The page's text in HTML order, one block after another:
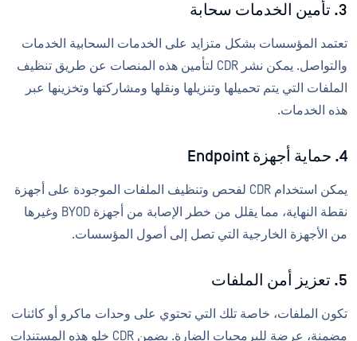
3. تأمين الخدمات سحابة
تعتمد المؤسسات بشكل متزايد على الخدمات السحابية الخدمات
والتواصل. يمكن نشر CDR لتأمين هذه المنصات عن طريق تنظيف
الملفات التي يتم تحميلها وتنزيلها ونقلها ومشاركتها وتخزينها عبر
هذه الخدمات.
4. حماية أجهزة Endpoint
يمكن استخدام CDR لفحص وتنظيف الملفات الموجودة على أجهزة
نقطة النهاية، مما يقلل من خطر الإصابة من أجهزة BYOD وغيرها
من الأجهزة الخارجية التي تصل إلى أصول المؤسسات.
5. تعزيز أمن الملفات
تكون الملفات، خاصة تلك التي تحتوي على وحدات ماكرو أو كائنات
مضمنة، عرضة للبرمجيات الضارة. يضمن CDR خلو هذه المستندات